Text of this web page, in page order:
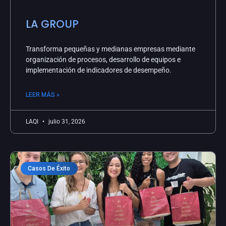
LA GROUP
Transforma pequeñas y medianas empresas mediante
organización de procesos, desarrollo de equipos e
implementación de indicadores de desempeño.
LEER MÁS »
LAQI julio 31, 2026
Casos De Éxito